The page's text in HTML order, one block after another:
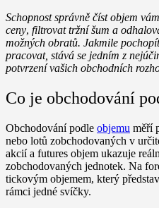
Schopnost správně číst objem
ceny, filtrovat tržní šum a
možných obratů. Jakmile
pracovat, stává se jedním z
potvrzení vašich obchodních
Co je obchodování
Obchodování podle objemu měří
nebo lotů zobchodovaných v
akcií a futures objem ukazuje
zobchodovaných jednotek. Na
tickovým objemem, který
rámci jedné svíčky.